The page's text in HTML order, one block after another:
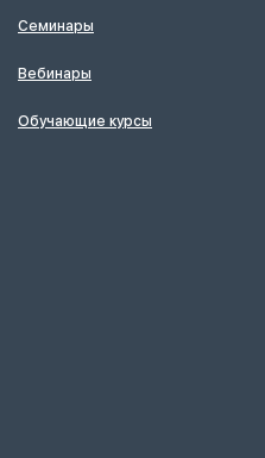
Семинары
Вебинары
Обучающие курсы